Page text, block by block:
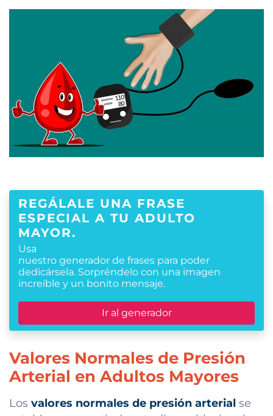
REGÁLALE UNA FRASE
ESPECIAL A TU ADULTO
MAYOR.
Usa
nuestro generador de frases para poder
dedicársela. Sorpréndelo con una imagen
increíble y un bonito mensaje.
Ir al generador
Valores Normales de Presión
Arterial en Adultos Mayores
Los valores normales de presión arterial se